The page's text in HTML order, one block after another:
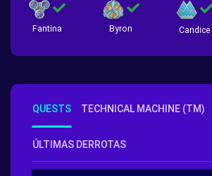
Fantina Byron Candice
QUESTS TECHNICAL MACHINE (TM)
ÚLTIMAS DERROTAS